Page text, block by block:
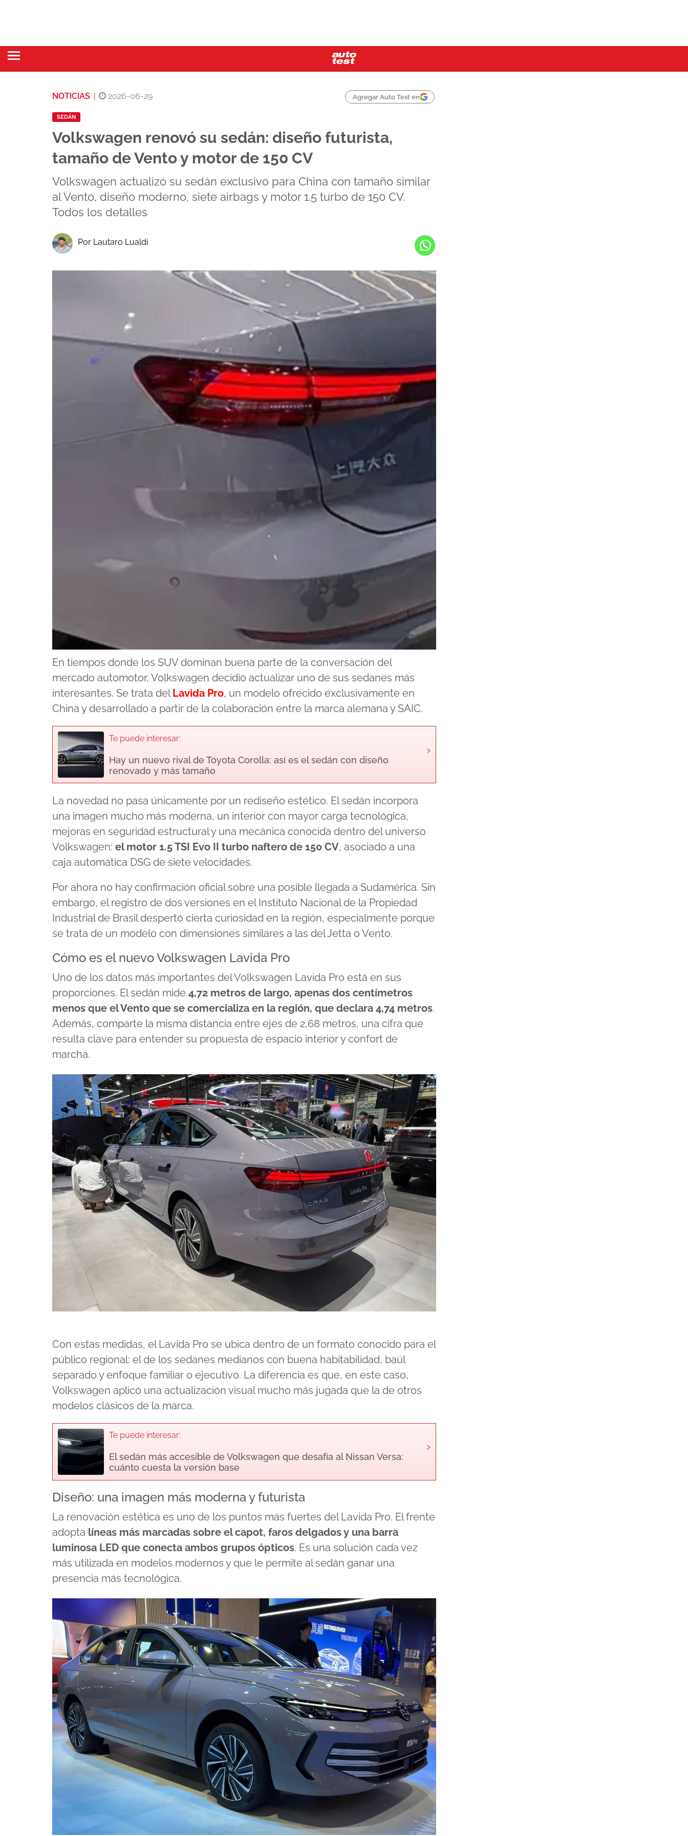
NOTICIAS 2026-06-29 Agregar Auto Test en
SEDÁN
Volkswagen renovó su sedán: diseño futurista,
tamaño de Vento y motor de 150 CV
Volkswagen actualizó su sedán exclusivo para China con tamaño similar
al Vento, diseño moderno, siete airbags y motor 1.5 turbo de 150 CV.
Todos los detalles
Por Lautaro Lualdi
En tiempos donde los SUV dominan buena parte de la conversación del
mercado automotor, Volkswagen decidió actualizar uno de sus sedanes más
interesantes. Se trata delLavida Pro, un modelo ofrecido exclusivamente en
China y desarrollado a partir de la colaboración entre la marca alemana y SAIC.
Te puede interesar:
Hay un nuevo rival de Toyota Corolla: así es el sedán con diseño
renovado y más tamaño
›
La novedad no pasa únicamente por un rediseño estético. El sedán incorpora
una imagen mucho más moderna, un interior con mayor carga tecnológica,
mejoras en seguridad estructural y una mecánica conocida dentro del universo
Volkswagen: el motor 1.5 TSI Evo II turbo naftero de 150 CV, asociado a una
caja automática DSG de siete velocidades.
Por ahora no hay confirmación oficial sobre una posible llegada a Sudamérica. Sin
embargo, el registro de dos versiones en el Instituto Nacional de la Propiedad
Industrial de Brasil despertó cierta curiosidad en la región, especialmente porque
se trata de un modelo con dimensiones similares a las del Jetta o Vento.
Cómo es el nuevo Volkswagen Lavida Pro
Uno de los datos más importantes del Volkswagen Lavida Pro está en sus
proporciones. El sedán mide 4,72 metros de largo, apenas dos centímetros
menos que el Vento que se comercializa en la región, que declara 4,74 metros.
Además, comparte la misma distancia entre ejes de 2,68 metros, una cifra que
resulta clave para entender su propuesta de espacio interior y confort de
marcha.
Con estas medidas, el Lavida Pro se ubica dentro de un formato conocido para el
público regional: el de los sedanes medianos con buena habitabilidad, baúl
separado y enfoque familiar o ejecutivo. La diferencia es que, en este caso,
Volkswagen aplicó una actualización visual mucho más jugada que la de otros
modelos clásicos de la marca.
Te puede interesar:
El sedán más accesible de Volkswagen que desafía al Nissan Versa:
cuánto cuesta la versión base
›
Diseño: una imagen más moderna y futurista
La renovación estética es uno de los puntos más fuertes del Lavida Pro. El frente
adopta líneas más marcadas sobre el capot, faros delgados y una barra
luminosa LED que conecta ambos grupos ópticos. Es una solución cada vez
más utilizada en modelos modernos y que le permite al sedán ganar una
presencia más tecnológica.